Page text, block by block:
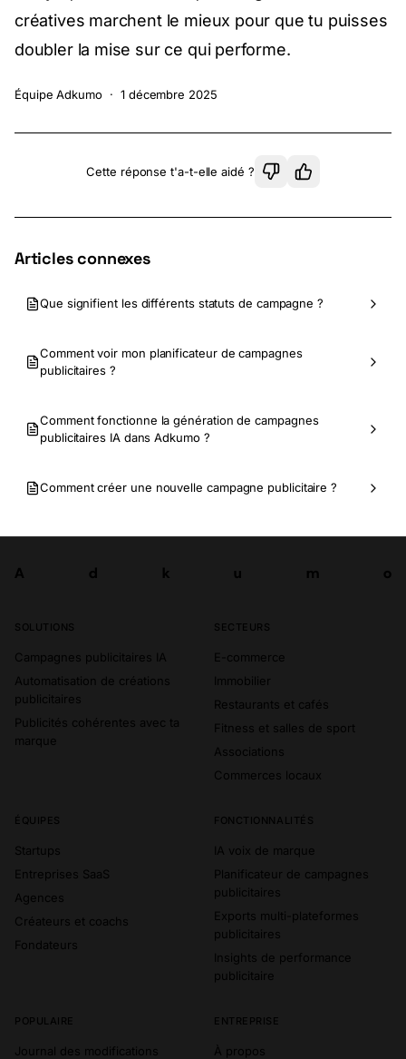
créatives marchent le mieux pour que tu puisses
doubler la mise sur ce qui performe.
Équipe Adkumo · 1 décembre 2025
Cette réponse t'a-t-elle aidé ?
Articles connexes
Que signifient les différents statuts de campagne ?
Comment voir mon planificateur de campagnes
publicitaires ?
Comment fonctionne la génération de campagnes
publicitaires IA dans Adkumo ?
Comment créer une nouvelle campagne publicitaire ?
A d k u m
o
SOLUTIONS
Campagnes publicitaires IA
Automatisation de créations
publicitaires
Publicités cohérentes avec ta
marque
SECTEURS
E-commerce
Immobilier
Restaurants et cafés
Fitness et salles de sport
Associations
Commerces locaux
ÉQUIPES
Startups
Entreprises SaaS
Agences
Créateurs et coachs
Fondateurs
FONCTIONNALITÉS
IA voix de marque
Planificateur de campagnes
publicitaires
Exports multi-plateformes
publicitaires
Insights de performance
publicitaire
POPULAIRE
Journal des modifications
ENTREPRISE
À propos